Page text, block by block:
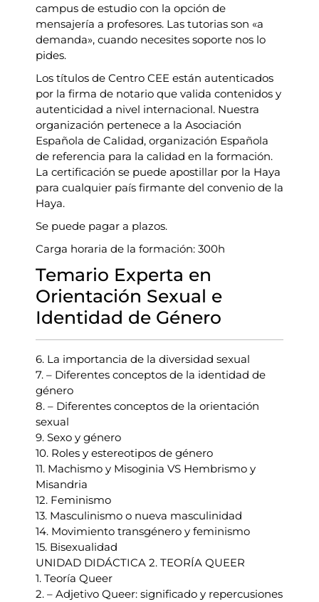
campus de estudio con la opción de
mensajería a profesores. Las tutorias son «a
demanda», cuando necesites soporte nos lo
pides.
Los títulos de Centro CEE están autenticados
por la firma de notario que valida contenidos y
autenticidad a nivel internacional. Nuestra
organización pertenece a la Asociación
Española de Calidad, organización Española
de referencia para la calidad en la formación.
La certificación se puede apostillar por la Haya
para cualquier país firmante del convenio de la
Haya.
Se puede pagar a plazos.
Carga horaria de la formación: 300h
Temario Experta en
Orientación Sexual e
Identidad de Género
6. La importancia de la diversidad sexual
7. – Diferentes conceptos de la identidad de
género
8. – Diferentes conceptos de la orientación
sexual
9. Sexo y género
10. Roles y estereotipos de género
11. Machismo y Misoginia VS Hembrismo y
Misandria
12. Feminismo
13. Masculinismo o nueva masculinidad
14. Movimiento transgénero y feminismo
15. Bisexualidad
UNIDAD DIDÁCTICA 2. TEORÍA QUEER
1. Teoría Queer
2. – Adjetivo Queer: significado y repercusiones